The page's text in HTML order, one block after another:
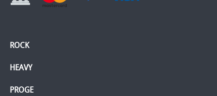
ROCK
HEAVY
PROGE